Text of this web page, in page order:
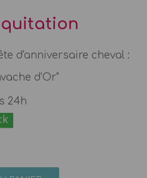
d'anniversaire cheval :
d'Or"
24h